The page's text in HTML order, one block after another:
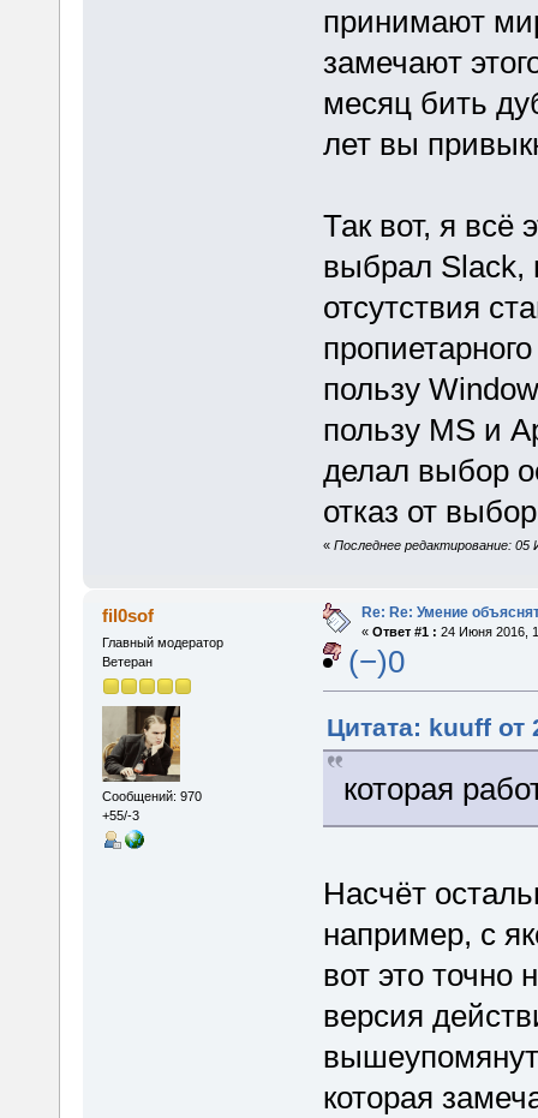
принимают
замечают
месяц бить
лет вы
Так вот, я всё
выбрал Slack,
отсутствия
пользу
пользу MS и
делал выбор
отказ от
« Последнее редактирование: 05
fil0sof
Главный модератор
Ветеран
Сообщений: 970
+55/-3
Re: Re: Умение
« Ответ #1 : 24 Июня 2016,
(−)0
Цитата: kuuff от
которая
Насчёт
например, с
вот это точно
версия
которая